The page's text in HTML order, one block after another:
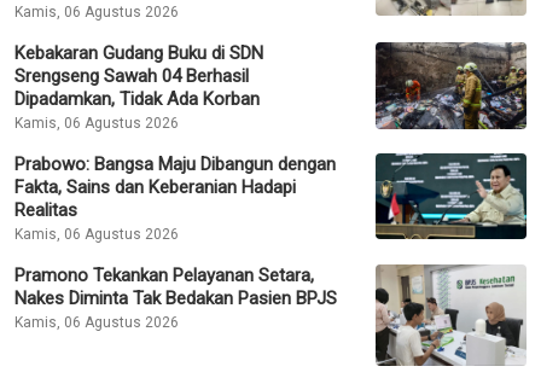
Kamis, 06 Agustus 2026
Kebakaran Gudang Buku di SDN
Srengseng Sawah 04 Berhasil
Dipadamkan, Tidak Ada Korban
Kamis, 06 Agustus 2026
Prabowo: Bangsa Maju Dibangun dengan
Fakta, Sains dan Keberanian Hadapi
Realitas
Kamis, 06 Agustus 2026
Pramono Tekankan Pelayanan Setara,
Nakes Diminta Tak Bedakan Pasien BPJS
Kamis, 06 Agustus 2026